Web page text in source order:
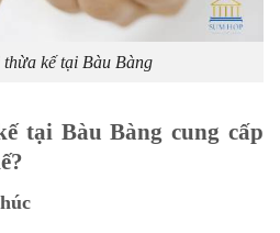
kế tại Bàu Bàng
tại Bàu Bàng cung cấp